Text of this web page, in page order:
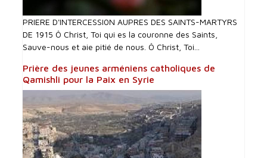
PRIERE D'INTERCESSI0N AUPRES DES SAINTS-MARTYRS
DE 1915 Ô Christ, Toi qui es la couronne des Saints,
Sauve-nous et aie pitié de nous. Ô Christ, Toi...
Prière des jeunes arméniens catholiques de
Qamishli pour la Paix en Syrie